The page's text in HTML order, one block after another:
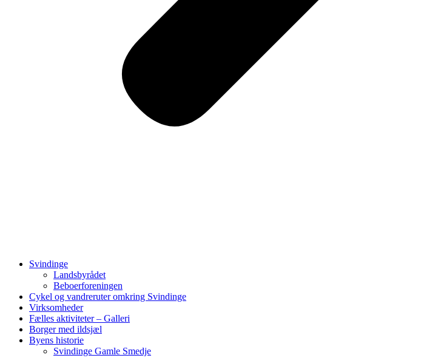
Svindinge
Landsbyrådet
Beboerforeningen
Cykel og vandreruter omkring Svindinge
Virksomheder
Fælles aktiviteter – Galleri
Borger med ildsjæl
Byens historie
Svindinge Gamle Smedje